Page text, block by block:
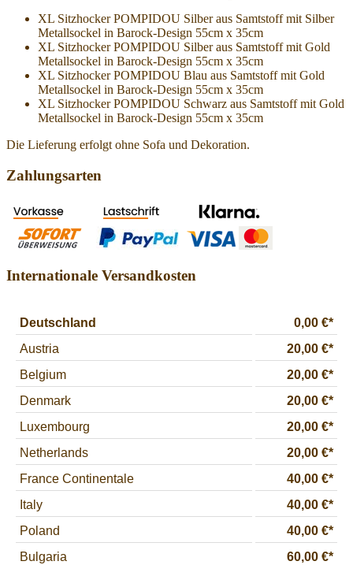
XL Sitzhocker POMPIDOU Silber aus Samtstoff mit Silber
Metallsockel in Barock-Design 55cm x 35cm
XL Sitzhocker POMPIDOU Silber aus Samtstoff mit Gold
Metallsockel in Barock-Design 55cm x 35cm
XL Sitzhocker POMPIDOU Blau aus Samtstoff mit Gold
Metallsockel in Barock-Design 55cm x 35cm
XL Sitzhocker POMPIDOU Schwarz aus Samtstoff mit Gold
Metallsockel in Barock-Design 55cm x 35cm
Die Lieferung erfolgt ohne Sofa und Dekoration.
Zahlungsarten
Internationale Versandkosten